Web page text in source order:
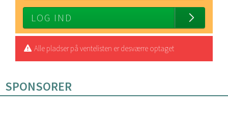
LOG IND
Alle pladser på ventelisten er desværre optaget
SPONSORER